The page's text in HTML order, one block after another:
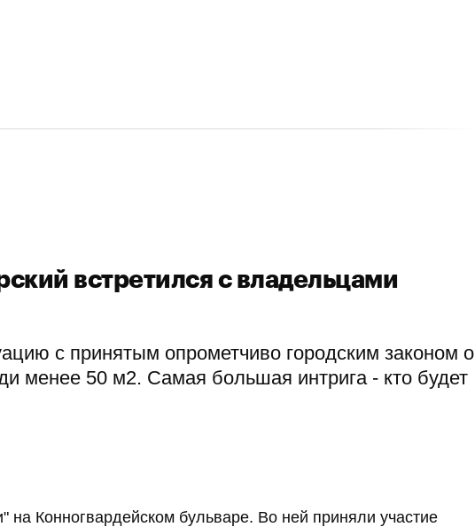
встретился с владельцами
с принятым опрометчиво городским законом о
менее 50 м2. Самая большая интрига - кто будет
на Конногвардейском бульваре. Во ней приняли участие